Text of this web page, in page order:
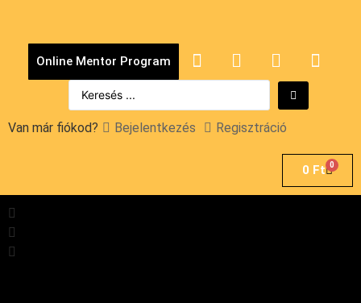
Online Mentor Program
Van már fiókod? Bejelentkezés Regisztráció
0 Ft 0